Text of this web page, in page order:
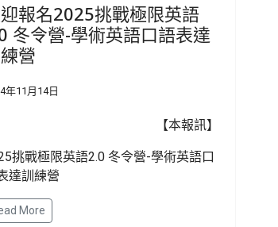
報名2025挑戰極限英語
冬令營-學術英語口語表達
營
年11月14日
【本報訊】
挑戰極限英語2.0 冬令營-學術英語口
達訓練營
More